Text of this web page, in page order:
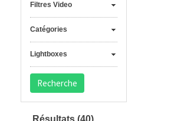
Filtres Video
Catégories
Lightboxes
Résultats (40)